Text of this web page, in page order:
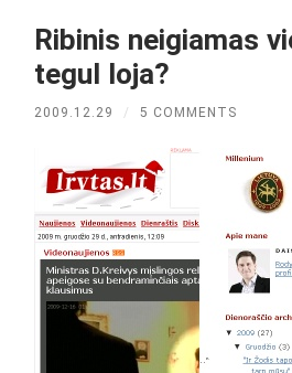
Ribinis neigiamas
tegul loja?
2009.12.29 / 5 COMMENTS